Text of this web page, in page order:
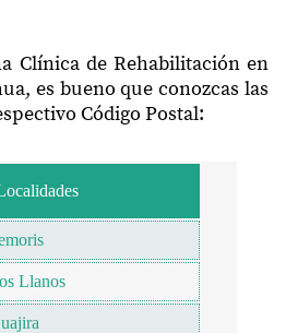
Clínica de Rehabilitación en
es bueno que conozcas las
Código Postal:
Llanos